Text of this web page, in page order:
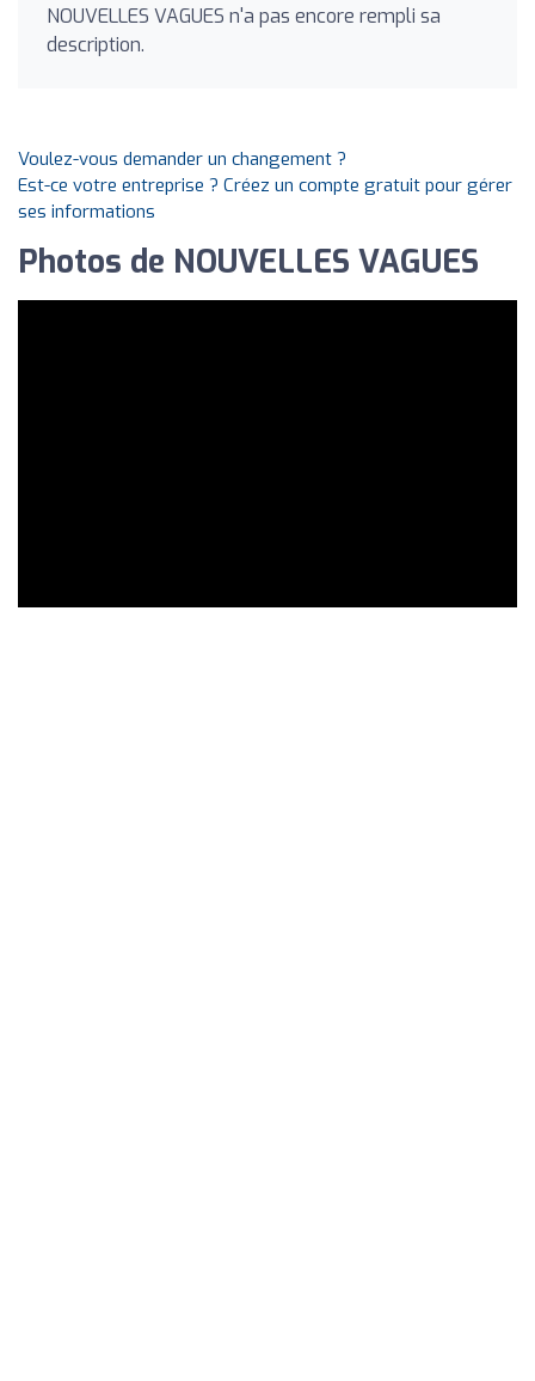
NOUVELLES VAGUES n'a pas encore rempli sa
description.
Voulez-vous demander un changement ?
Est-ce votre entreprise ? Créez un compte gratuit pour gérer
ses informations
Photos de NOUVELLES VAGUES